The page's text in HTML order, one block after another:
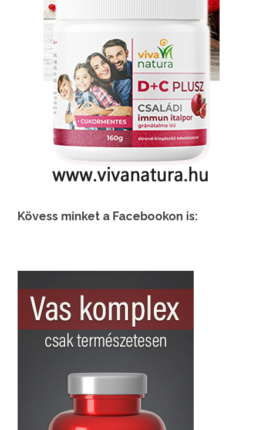
Kövess minket a Facebookon is: